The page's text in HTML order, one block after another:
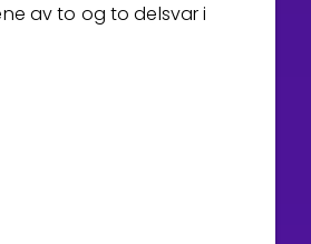
av to og to delsvar i